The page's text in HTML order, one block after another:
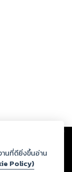
ละเมิดสิทธิใน
ลธรรม ดังนั้น ผู้อ่าน
ละหากท่านพบว่าส่วน
านที่ดียิ่งขึ้นอ่าน
Policy)